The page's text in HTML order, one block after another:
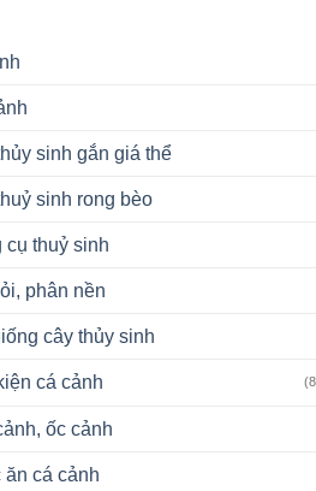
sinh gắn giá thể
sinh rong bèo
cụ thuỷ sinh
phân nền
cây thủy sinh
cá cảnh
ốc cảnh
cá cảnh